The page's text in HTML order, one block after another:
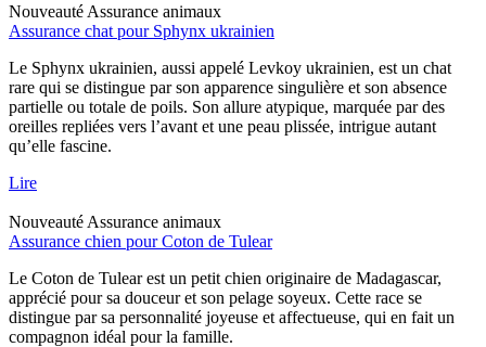
Nouveauté Assurance animaux
Assurance chat pour Sphynx ukrainien
Le Sphynx ukrainien, aussi appelé Levkoy ukrainien, est un chat
rare qui se distingue par son apparence singulière et son absence
partielle ou totale de poils. Son allure atypique, marquée par des
oreilles repliées vers l’avant et une peau plissée, intrigue autant
qu’elle fascine.
Lire
Nouveauté Assurance animaux
Assurance chien pour Coton de Tulear
Le Coton de Tulear est un petit chien originaire de Madagascar,
apprécié pour sa douceur et son pelage soyeux. Cette race se
distingue par sa personnalité joyeuse et affectueuse, qui en fait un
compagnon idéal pour la famille.